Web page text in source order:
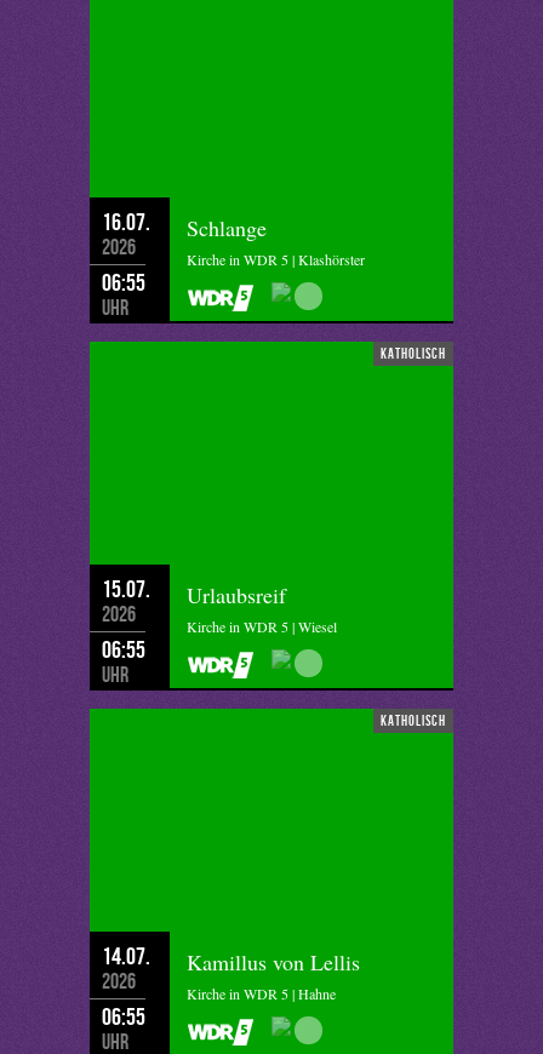
16.07.
2026
06:55
Uhr
Schlange
Kirche in WDR 5 | Klashörster
katholisch
15.07.
2026
06:55
Uhr
Urlaubsreif
Kirche in WDR 5 | Wiesel
katholisch
14.07.
2026
06:55
Uhr
Kamillus von Lellis
Kirche in WDR 5 | Hahne